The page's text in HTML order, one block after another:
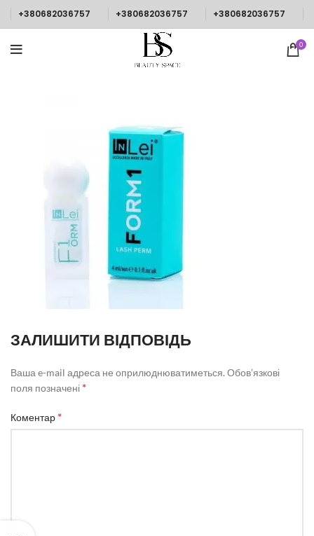
+380682036757 +380682036757 +380682036757
0
ЗАЛИШИТИ ВІДПОВІДЬ
Ваша e-mail адреса не оприлюднюватиметься. Обов’язкові
поля позначені *
Коментар *